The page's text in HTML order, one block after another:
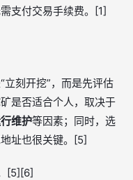
支付交易手续费。[1]
刻开挖”，而是先评估
是否适合个人，取决于
维护等因素；同时，选
址也很关键。[5]
[5][6]